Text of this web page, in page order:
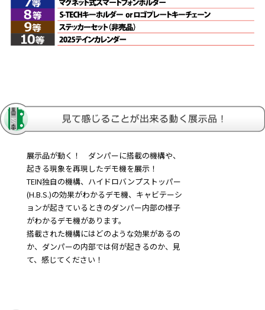
展示品が動く！ ダンパーに搭載の機構や、
起きる現象を再現したデモ機を展示！
TEIN独自の機構、ハイドロバンプストッパー
(H.B.S.)の効果がわかるデモ機、キャビテーシ
ョンが起きているときのダンパー内部の様子
がわかるデモ機があります。
搭載された機構にはどのような効果があるの
か、ダンパーの内部では何が起きるのか、見
て、感じてください！